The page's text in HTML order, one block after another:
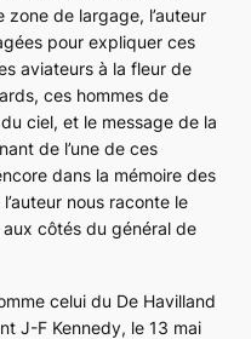
zone de largage, l’auteur
pour expliquer ces
aviateurs à la fleur de
ces hommes de
ciel, et le message de la
de l’une de ces
dans la mémoire des
nous raconte le
côtés du général de
celui du De Havilland
J-F Kennedy, le 13 mai